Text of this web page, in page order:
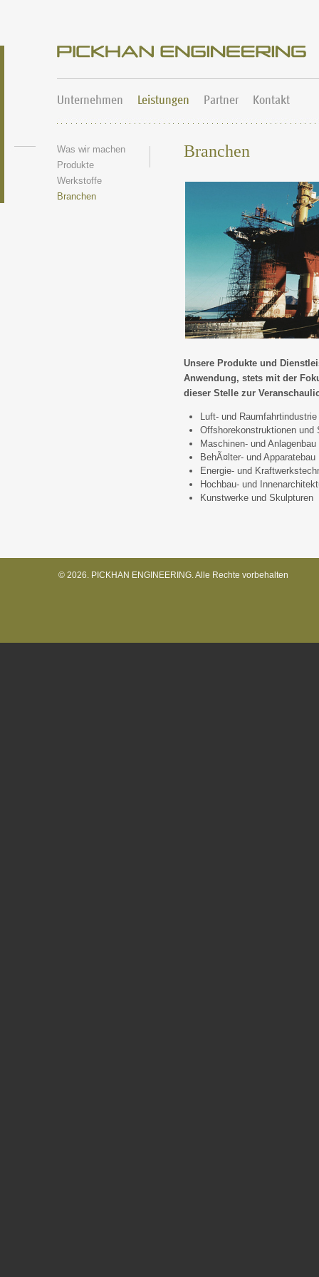
Unternehmen Leistungen Partner Kontakt
Was wir machen
Produkte
Werkstoffe
Branchen
Branchen
Unsere Produkte und
Anwendung, stets mit der
dieser Stelle zur
Luft- und Raumfahrtindustrie
Offshorekonstruktionen und
Maschinen- und Anlagenbau
BehÃ¤lter- und Apparatebau
Energie- und
Hochbau- und
Kunstwerke und Skulpturen
© 2026. PICKHAN ENGINEERING. Alle Rechte vorbehalten